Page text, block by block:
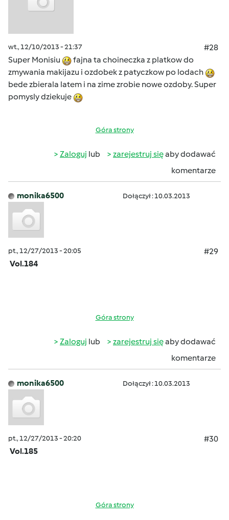
wt., 12/10/2013 - 21:37
#28
Super Monisiu
fajna ta choineczka z platkow do
zmywania makijazu i ozdobek z patyczkow po lodach
bede zbierala latem i na zime zrobie nowe ozdoby. Super
pomysly dziekuje
Góra strony
Zaloguj lub zarejestruj sięaby dodawać
komentarze
monika6500 Dołączył : 10.03.2013
pt., 12/27/2013 - 20:05
#29
Vol.184
Góra strony
Zaloguj lub zarejestruj sięaby dodawać
komentarze
monika6500 Dołączył : 10.03.2013
pt., 12/27/2013 - 20:20
#30
Vol.185
Góra strony